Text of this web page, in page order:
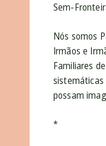
Sem-
Nós somos
Irmãos e
Familiares
sistemáticas
possam
*